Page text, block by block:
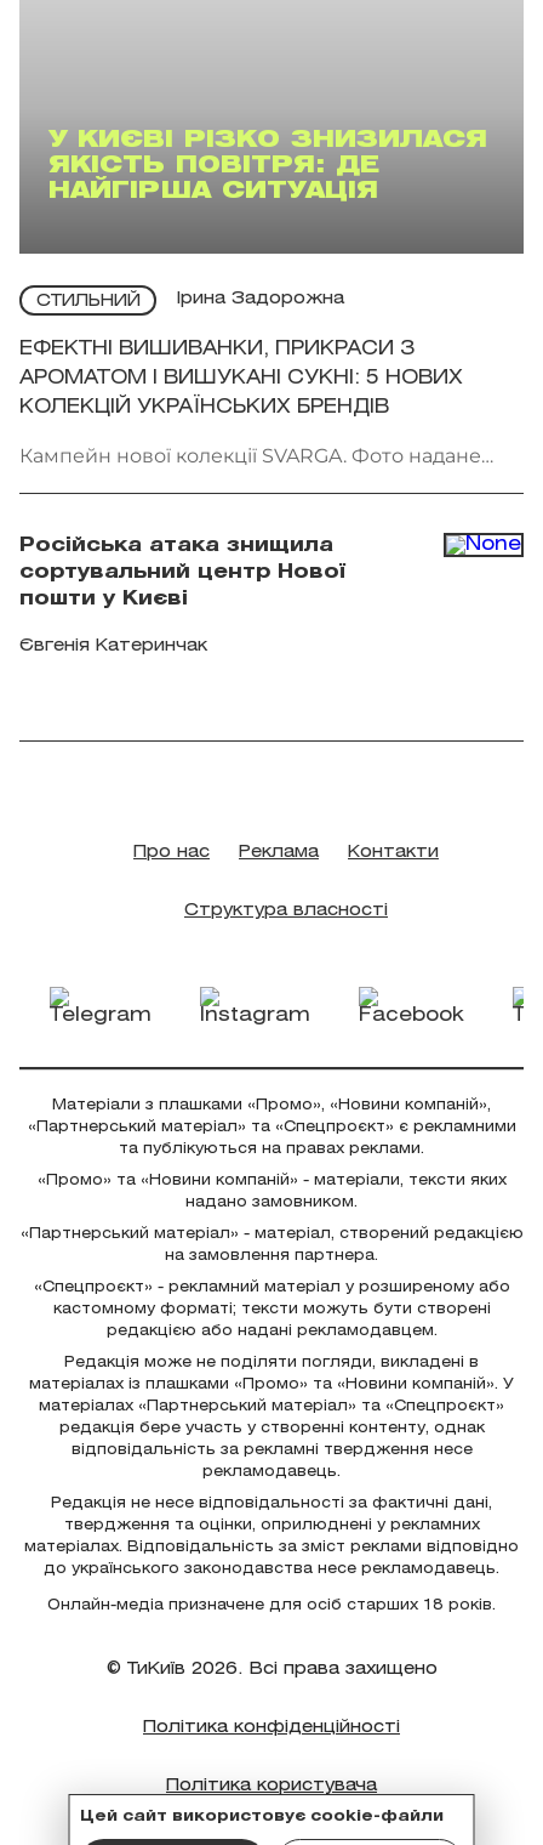
У КИЄВІ РІЗКО ЗНИЗИЛАСЯ
ЯКІСТЬ ПОВІТРЯ: ДЕ
НАЙГІРША СИТУАЦІЯ
СТИЛЬНИЙ Ірина Задорожна
ЕФЕКТНІ ВИШИВАНКИ, ПРИКРАСИ З
АРОМАТОМ І ВИШУКАНІ СУКНІ: 5 НОВИХ
КОЛЕКЦІЙ УКРАЇНСЬКИХ БРЕНДІВ
Кампейн нової колекції SVARGA. Фото надане
Російська атака знищила
сортувальний центр Нової
пошти у Києві
Євгенія Катеринчак
Цей сайт використовує cookie-файли
Про нас Реклама Контакти
Структура власності
Матеріали з плашками «Промо», «Новини компаній»,
«Партнерський матеріал» та «Спецпроєкт» є рекламними
та публікуються на правах реклами.
«Промо» та «Новини компаній» - матеріали, тексти яких
надано замовником.
«Партнерський матеріал» - матеріал, створений редакцією
на замовлення партнера.
«Спецпроєкт» - рекламний матеріал у розширеному або
кастомному форматі; тексти можуть бути створені
редакцією або надані рекламодавцем.
Редакція може не поділяти погляди, викладені в
матеріалах із плашками «Промо» та «Новини компаній». У
матеріалах «Партнерський матеріал» та «Спецпроєкт»
редакція бере участь у створенні контенту, однак
відповідальність за рекламні твердження несе
рекламодавець.
Редакція не несе відповідальності за фактичні дані,
твердження та оцінки, оприлюднені у рекламних
матеріалах. Відповідальність за зміст реклами відповідно
до українського законодавства несе рекламодавець.
Онлайн-медіа призначене для осіб старших 18 років.
© ТиКиїв 2026. Всі права захищено
Політика конфіденційності
Політика користувача